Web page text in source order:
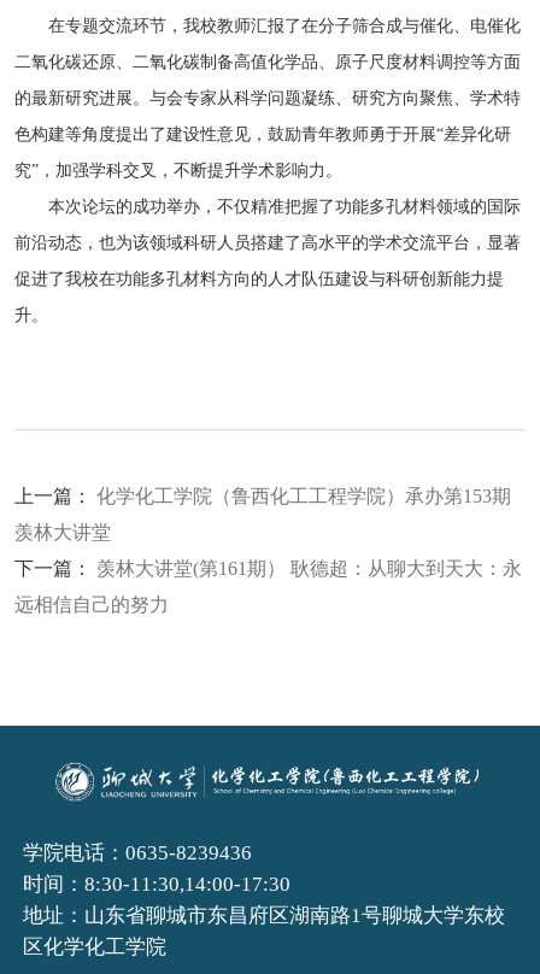
在专题交流环节，我校教师汇报了在分子筛合成与催化、电催化
二氧化碳还原、二氧化碳制备高值化学品、原子尺度材料调控等方面
的最新研究进展。与会专家从科学问题凝练、研究方向聚焦、学术特
色构建等角度提出了建设性意见，鼓励青年教师勇于开展“差异化研
究”，加强学科交叉，不断提升学术影响力。
本次论坛的成功举办，不仅精准把握了功能多孔材料领域的国际
前沿动态，也为该领域科研人员搭建了高水平的学术交流平台，显著
促进了我校在功能多孔材料方向的人才队伍建设与科研创新能力提
升。
上一篇： 化学化工学院（鲁西化工工程学院）承办第153期
羡林大讲堂
下一篇： 羡林大讲堂(第161期） 耿德超：从聊大到天大：永
远相信自己的努力
学院电话：0635-8239436
时间：8:30-11:30,14:00-17:30
地址：山东省聊城市东昌府区湖南路1号聊城大学东校
区化学化工学院